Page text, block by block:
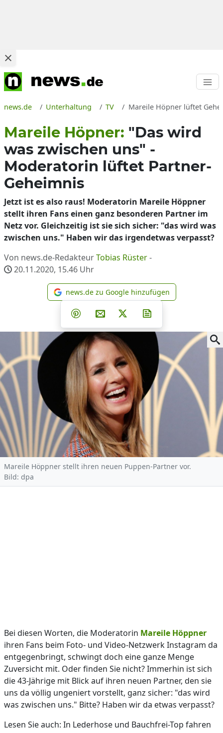
news.de Unterhaltung TV Mareile Höpner lüftet
Mareile Höpner: "Das wird
was zwischen uns" -
Moderatorin lüftet Partner-
Geheimnis
Jetzt ist es also raus! Moderatorin Mareile Höppner
stellt ihren Fans einen ganz besonderen Partner im
Netz vor. Gleichzeitig ist sie sich sicher: "das wird was
zwischen uns." Haben wir das irgendetwas verpasst?
Von news.de-RedakteurTobias Rüster-
20.11.2020, 15.46 Uhr
news.de zu Google
news.de zu Google hinzufügen
Teilen auf Facebook
Teilen auf Whatsapp
Teilen auf Telegram
Teilen auf Pinterest
Per E-Mail teilen
Post auf X
Mareile Höppner stellt ihren neuen Puppen-Partner vor.
Bild: dpa
Bei diesen Worten, die Moderatorin Mareile Höppner
ihren Fans beim Foto- und Video-Netzwerk Instagram da
entgegenbringt, schwingt doch eine ganze Menge
Zuversicht mit. Oder finden Sie nicht? Immerhin ist sich
die 43-Jährige mit Blick auf ihren neuen Partner, den sie
uns da völlig ungeniert vorstellt, ganz sicher: "das wird
was zwischen uns." Bitte? Haben wir da etwas verpasst?
Lesen Sie auch: In Lederhose und Bauchfrei-Top fahren